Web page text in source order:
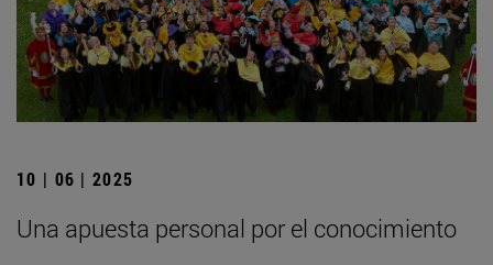
10 | 06 | 2025
Una apuesta personal por el conocimiento